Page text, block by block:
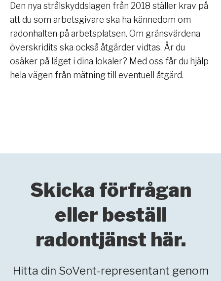
Den nya strålskyddslagen från 2018 ställer krav på
att du som arbetsgivare ska ha kännedom om
radonhalten på arbetsplatsen. Om gränsvärdena
överskridits ska också åtgärder vidtas. Är du
osäker på läget i dina lokaler? Med oss får du hjälp
hela vägen från mätning till eventuell åtgärd.
Skicka förfrågan
eller beställ
radontjänst här.
Hitta din SoVent-representant genom